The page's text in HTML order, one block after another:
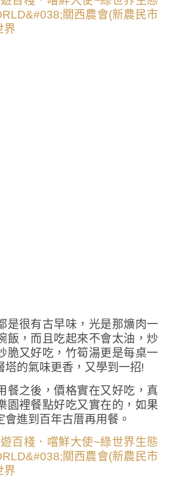
是很有古早味，光是那爌肉一
飯，而且吃起來不會太油，炒
脆又好吃，竹筍湯更是每桌一
塔的氣味更香，又學到一招!
餐之後，價格實在又好吃，真
園裡餐點好吃又實在的，如果
進到百年古厝再用餐。